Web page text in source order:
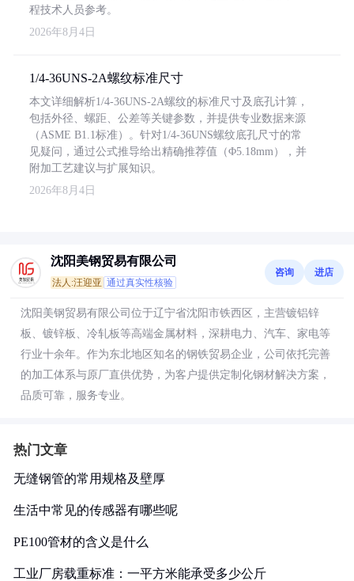
程技术人员参考。
2026年8月4日
1/4-36UNS-2A螺纹标准尺寸
本文详细解析1/4-36UNS-2A螺纹的标准尺寸及底孔计算，
包括外径、螺距、公差等关键参数，并提供专业数据来源
（ASME B1.1标准）。针对1/4-36UNS螺纹底孔尺寸的常
见疑问，通过公式推导给出精确推荐值（Φ5.18mm），并
附加工艺建议与扩展知识。
2026年8月4日
沈阳美钢贸易有限公司
法人:汪迎亚 通过真实性核验
咨询 进店
沈阳美钢贸易有限公司位于辽宁省沈阳市铁西区，主营镀铝锌
板、镀锌板、冷轧板等高端金属材料，深耕电力、汽车、家电等
行业十余年。作为东北地区知名的钢铁贸易企业，公司依托完善
的加工体系与原厂直供优势，为客户提供定制化钢材解决方案，
品质可靠，服务专业。
热门文章
无缝钢管的常用规格及壁厚
生活中常见的传感器有哪些呢
PE100管材的含义是什么
工业厂房载重标准：一平方米能承受多少公斤